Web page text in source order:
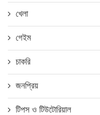
আদি বিডি লিমিটেড এ বিনিয়োগ করেছে
ডিসেম্বর ১০, ২০১৯
খেলা
গেইম
চাকরি
জনপ্রিয়
টিপস ও টিউটোরিয়াল